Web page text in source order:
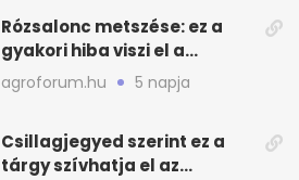
Rózsalonc metszése: ez a
gyakori hiba viszi el a
virágzást
agroforum.hu 5 napja
Csillagjegyed szerint ez a
tárgy szívhatja el az